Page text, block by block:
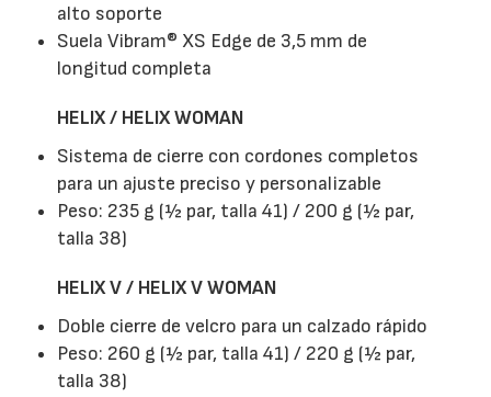
alto soporte
Suela Vibram® XS Edge de 3,5 mm de
longitud completa
HELIX / HELIX WOMAN
Sistema de cierre con cordones completos
para un ajuste preciso y personalizable
Peso: 235 g (½ par, talla 41) / 200 g (½ par,
talla 38)
HELIX V / HELIX V WOMAN
Doble cierre de velcro para un calzado rápido
Peso: 260 g (½ par, talla 41) / 220 g (½ par,
talla 38)